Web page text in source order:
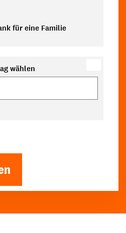
für eine Familie
wählen